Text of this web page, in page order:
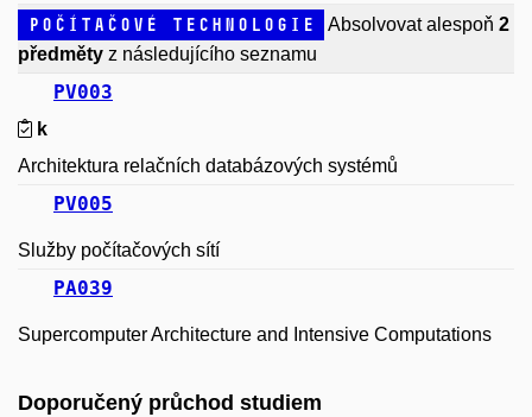
Počítačové technologie Absolvovat alespoň 2
předměty z následujícího seznamu
PV003
k
Architektura relačních databázových systémů
PV005
Služby počítačových sítí
PA039
Supercomputer Architecture and Intensive Computations
Doporučený průchod studiem